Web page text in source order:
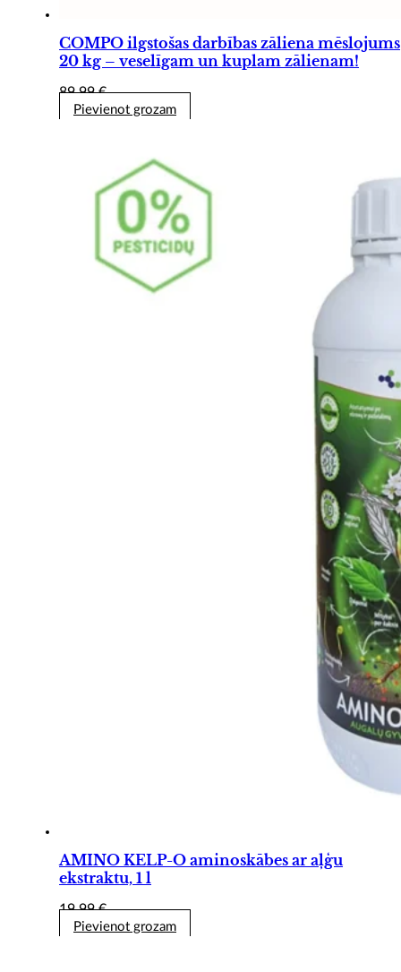
COMPO ilgstošas darbības zāliena mēslojums
20 kg – veselīgam un kuplam zālienam!
89,99€
Pievienot grozam
AMINO KELP-O aminoskābes ar aļģu
ekstraktu, 1 l
19,99€
Pievienot grozam